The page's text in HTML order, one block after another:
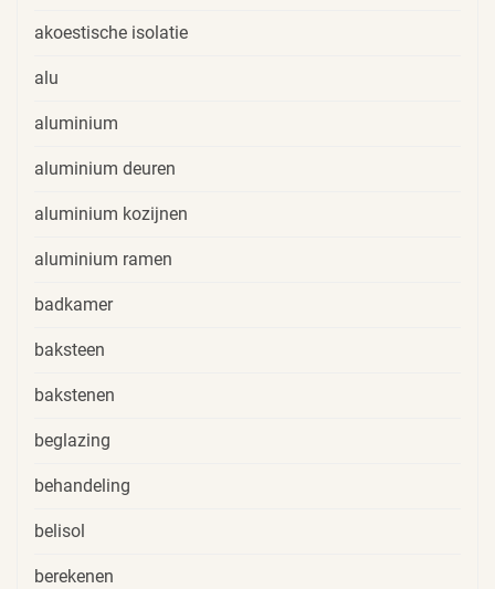
akoestische isolatie
alu
aluminium
aluminium deuren
aluminium kozijnen
aluminium ramen
badkamer
baksteen
bakstenen
beglazing
behandeling
belisol
berekenen